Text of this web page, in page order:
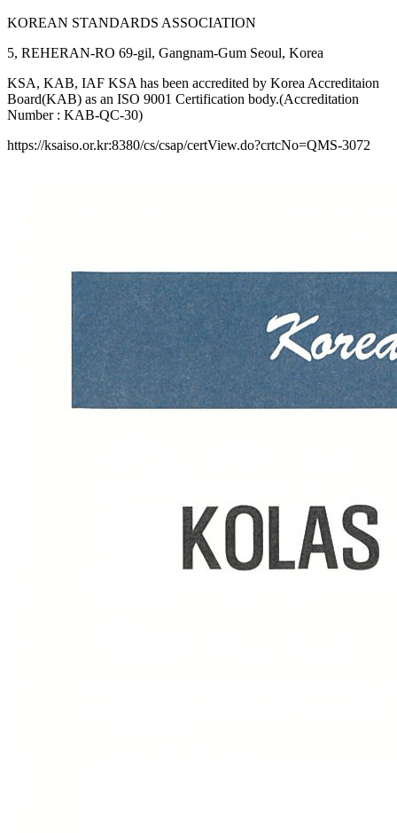
KOREAN STANDARDS ASSOCIATION
5, REHERAN-RO 69-gil, Gangnam-Gum Seoul, Korea
KSA, KAB, IAF KSA has been accredited by Korea Accreditaion
Board(KAB) as an ISO 9001 Certification body.(Accreditation
Number : KAB-QC-30)
https://ksaiso.or.kr:8380/cs/csap/certView.do?crtcNo=QMS-3072